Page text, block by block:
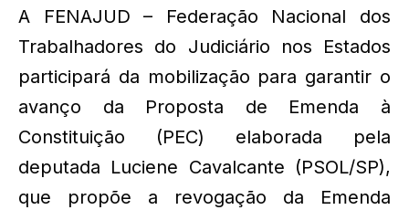
A FENAJUD – Federação Nacional dos
Trabalhadores do Judiciário nos Estados
participará da mobilização para garantir o
avanço da Proposta de Emenda à
Constituição (PEC) elaborada pela
deputada Luciene Cavalcante (PSOL/SP),
que propõe a revogação da Emenda